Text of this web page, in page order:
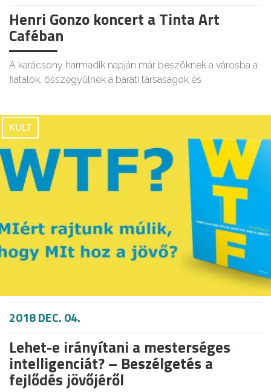
Henri Gonzo koncert a Tinta Art
Caféban
A karácsony harmadik napján már beszöknek a városba a
fiatalok, összegyűlnek a baráti társaságok és
KULT
2018 DEC. 04.
Lehet-e irányítani a mesterséges
intelligenciát? – Beszélgetés a
fejlődés jövőjéről